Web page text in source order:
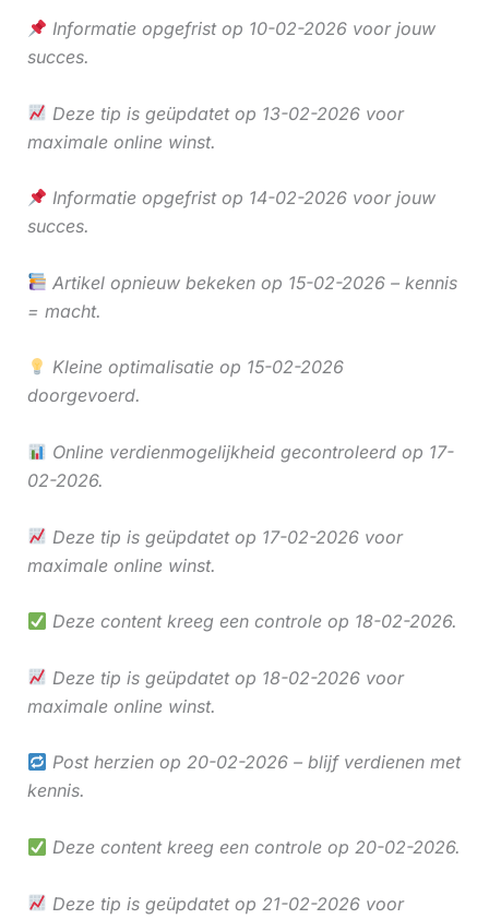
Informatie opgefrist op 10-02-2026 voor jouw
succes.
Deze tip is geüpdatet op 13-02-2026 voor
maximale online winst.
Informatie opgefrist op 14-02-2026 voor jouw
succes.
Artikel opnieuw bekeken op 15-02-2026 – kennis
= macht.
Kleine optimalisatie op 15-02-2026
doorgevoerd.
Online verdienmogelijkheid gecontroleerd op 17-
02-2026.
Deze tip is geüpdatet op 17-02-2026 voor
maximale online winst.
Deze content kreeg een controle op 18-02-2026.
Deze tip is geüpdatet op 18-02-2026 voor
maximale online winst.
Post herzien op 20-02-2026 – blijf verdienen met
kennis.
Deze content kreeg een controle op 20-02-2026.
Deze tip is geüpdatet op 21-02-2026 voor